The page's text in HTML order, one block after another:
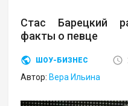
Стас Барецкий
факты о певце
ШОУ-БИЗНЕС
Автор: Вера Ильина